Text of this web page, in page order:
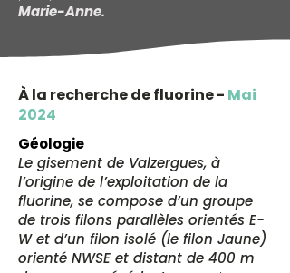
Marie-Anne.
À la recherche de fluorine - Mai
2024
Géologie
Le gisement de Valzergues, à
l’origine de l’exploitation de la
fluorine, se compose d’un groupe
de trois filons parallèles orientés E-
W et d’un filon isolé (le filon Jaune)
orienté NWSE et distant de 400 m